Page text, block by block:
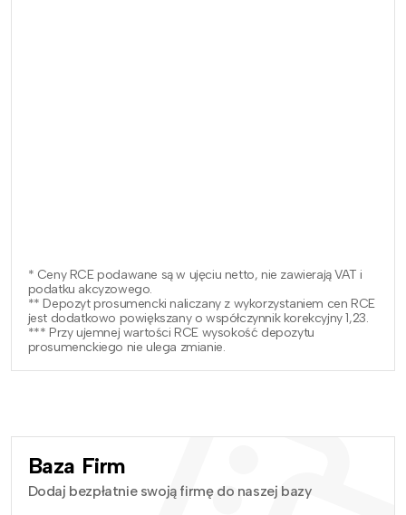
* Ceny RCE podawane są w ujęciu netto, nie zawierają VAT i
podatku akcyzowego.
** Depozyt prosumencki naliczany z wykorzystaniem cen RCE
jest dodatkowo powiększany o współczynnik korekcyjny 1,23.
*** Przy ujemnej wartości RCE wysokość depozytu
prosumenckiego nie ulega zmianie.
Baza Firm
Dodaj bezpłatnie swoją firmę do naszej bazy